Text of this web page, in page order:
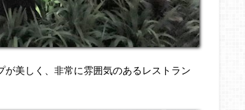
美しく、非常に雰囲気のあるレストラン